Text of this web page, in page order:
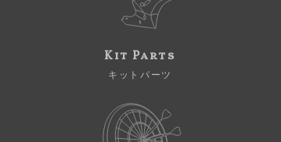
Kit Parts
キットパーツ